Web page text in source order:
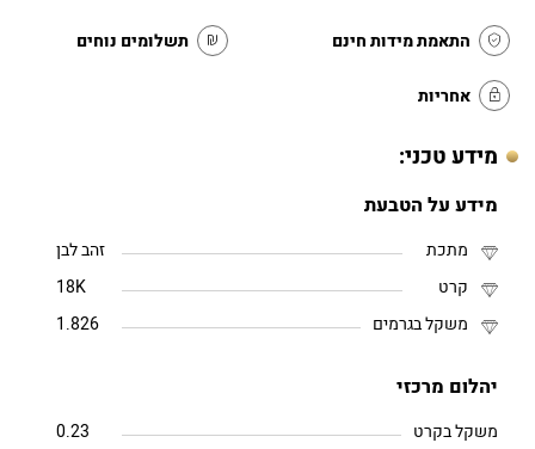
התאמת מידות חינם תשלומים נוחים
אחריות
מידע טכני:
מידע על הטבעת
מתכת
זהב לבן
קרט
18K
משקל בגרמים
1.826
יהלום מרכזי
משקל בקרט
0.23